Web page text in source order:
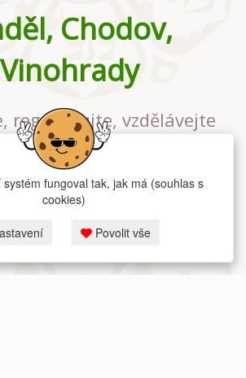
Chodov,
Vinohrady
regenerujte, vzdělávejte
jógovém studiu v
Praze
fungoval tak, jak má (souhlas s
cookies)
Povolit vše